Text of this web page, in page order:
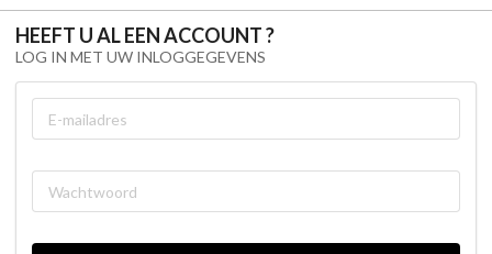
HEEFT U AL EEN ACCOUNT ?
LOG IN MET UW INLOGGEGEVENS